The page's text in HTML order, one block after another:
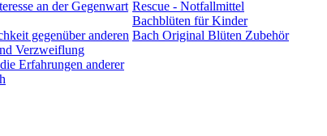
an der Gegenwart
gegenüber anderen
Verzweiflung
Erfahrungen anderer
Rescue - Notfallmittel
Bachblüten für Kinder
Bach Original Blüten Zubehör